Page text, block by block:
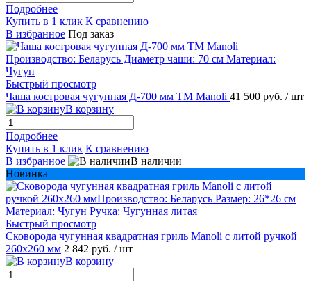
Подробнее
Купить в 1 клик К сравнению
В избранное Под заказ
Быстрый просмотр
Чаша костровая чугунная Д-700 мм ТМ Manoli 41 500 руб. / шт
В корзину
Подробнее
Купить в 1 клик К сравнению
В избранное
В наличии
Новинка
Быстрый просмотр
Сковорода чугунная квадратная гриль Manoli с литой ручкой
260х260 мм 2 842 руб. / шт
В корзину